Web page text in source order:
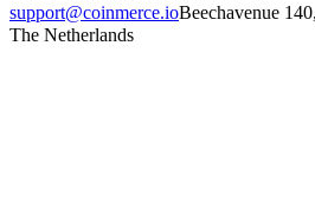
support@coinmerce.ioBeechavenue
The Netherlands